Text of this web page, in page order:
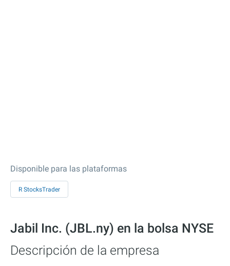
Disponible para las plataformas
R StocksTrader
Jabil Inc. (JBL.ny) en la bolsa NYSE
Descripción de la empresa